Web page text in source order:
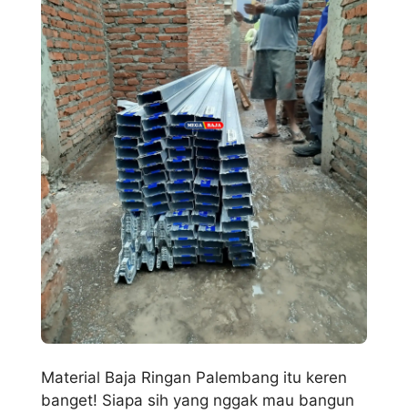
Material Baja Ringan Palembang itu keren
banget! Siapa sih yang nggak mau bangun